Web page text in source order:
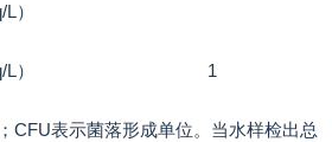
）
） 1
表示菌落形成单位。当水样检出总